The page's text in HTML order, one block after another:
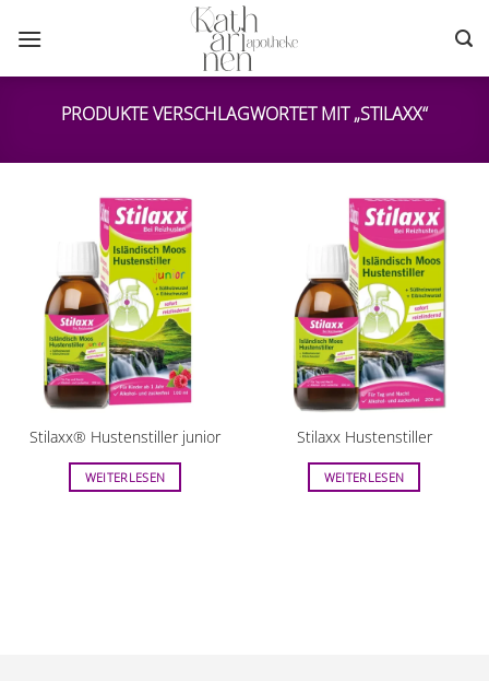
Inhalt
PRODUKTE VERSCHLAGWORTET MIT „STILAXX“
Stilaxx® Hustenstiller junior
WEITERLESEN
Stilaxx Hustenstiller
WEITERLESEN